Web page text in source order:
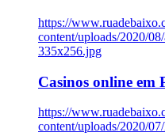
https://
content/uploads/2020/
335x256.jpg
Casinos online em
https://
content/uploads/2020/